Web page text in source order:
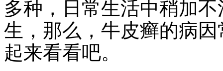
多种，日常生活中稍加
生，那么，牛皮癣的病
起来看看吧。